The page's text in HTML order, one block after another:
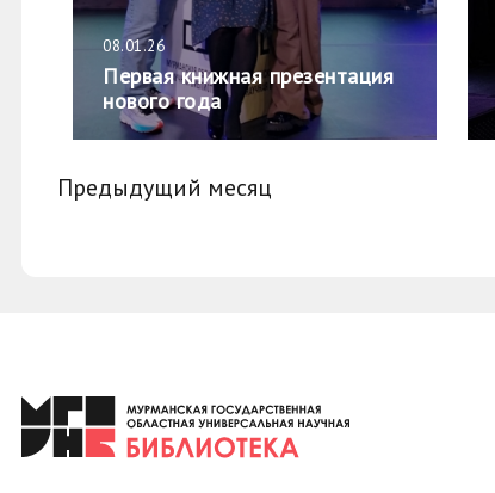
08.01.26
Первая книжная презентация
нового года
Предыдущий месяц